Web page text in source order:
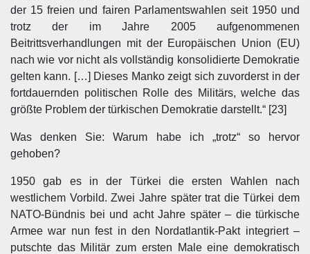
der 15 freien und fairen Parlamentswahlen seit 1950 und
trotz der im Jahre 2005 aufgenommenen
Beitrittsverhandlungen mit der Europäischen Union (EU)
nach wie vor nicht als vollständig konsolidierte Demokratie
gelten kann. […] Dieses Manko zeigt sich zuvorderst in der
fortdauernden politischen Rolle des Militärs, welche das
größte Problem der türkischen Demokratie darstellt.“ [23]
Was denken Sie: Warum habe ich „trotz“ so hervor
gehoben?
1950 gab es in der Türkei die ersten Wahlen nach
westlichem Vorbild. Zwei Jahre später trat die Türkei dem
NATO-Bündnis bei und acht Jahre später – die türkische
Armee war nun fest in den Nordatlantik-Pakt integriert –
putschte das Militär zum ersten Male eine demokratisch